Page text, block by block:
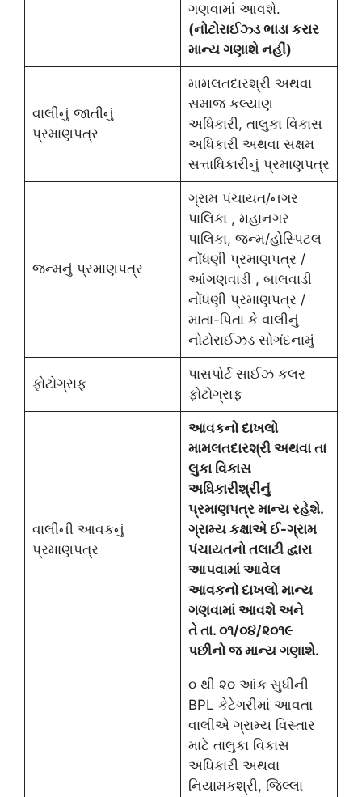
ગણવામાં આવશે.
(નોટોરાઈઝ્ડ ભાડા કરાર
માન્ય ગણાશે નહીં)
વાલીનું જાતીનું
પ્રમાણપત્ર
મામલતદારશ્રી અથવા
સમાજ કલ્યાણ
અધિકારી, તાલુકા વિકાસ
અધિકારી અથવા સક્ષમ
સત્તાધિકારીનું પ્રમાણપત્ર​
જન્મનું પ્રમાણપત્ર
ગ્રામ પંચાયત/નગર
પાલિકા , મહાનગર
પાલિકા, જન્મ/હોસ્પિટલ
નોંધણી પ્રમાણપત્ર /
આંગણવાડી , બાલવાડી
નોંધણી પ્રમાણપત્ર /
માતા-પિતા કે વાલીનું
નોટોરાઈઝડ સોગંદનામું
ફોટોગ્રાફ
પાસપોર્ટ સાઈઝ કલર
ફોટોગ્રાફ
વાલીની આવકનું
પ્રમાણપત્ર
આવકનો દાખલો
મામલતદારશ્રી અથવા તા
લુકા વિકાસ
અધિકારીશ્રીનું
પ્રમાણપત્ર માન્ય રહેશે.
ગ્રામ્ય કક્ષાએ ઈ-ગ્રામ
પંચાયતનો તલાટી દ્વારા
આપવામાં આવેલ
આવકનો દાખલો માન્‍ય
ગણવામાં આવશે અને
તે તા. ૦૧/૦૪/૨૦૧૯
પછીનો જ માન્ય ગણાશે.
૦ થી ૨૦ આંક સુધીની
BPL કેટેગરીમાં આવતા
વાલીએ ગ્રામ્ય વિસ્તાર
માટે તાલુકા વિકાસ
અધિકારી અથવા
નિયામકશ્રી, જિલ્લા